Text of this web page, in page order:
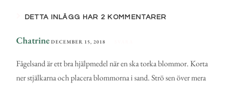
DETTA INLÄGG HAR 2 KOMMENTARER
Chatrine DECEMBER 15, 2018
Fågelsand är ett bra hjälpmedel när en ska torka blommor. Korta
ner stjälkarna och placera blommorna i sand. Strö sen över mera